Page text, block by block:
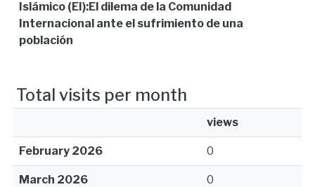
Islámico (EI):El dilema de la Comunidad
Internacional ante el sufrimiento de una
población
Total visits per month
views
February 2026 0
March 2026 0